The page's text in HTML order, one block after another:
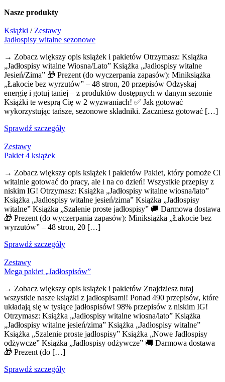
Nasze produkty
Książki / Zestawy
Jadłospisy witalne sezonowe
→ Zobacz większy opis książek i pakietów Otrzymasz: Książka
„Jadłospisy witalne Wiosna/Lato” Książka „Jadłospisy witalne
Jesień/Zima” 🎁 Prezent (do wyczerpania zapasów): Miniksiążka
„Łakocie bez wyrzutów” – 48 stron, 20 przepisów Odzyskaj
energię i gotuj taniej – z produktów dostępnych w danym sezonie
Książki te wesprą Cię w 2 wyzwaniach! ✅ Jak gotować
wykorzystując tańsze, sezonowe składniki. Zaczniesz gotować […]
Sprawdź szczegóły
Zestawy
Pakiet 4 książek
→ Zobacz większy opis książek i pakietów Pakiet, który pomoże Ci
witalnie gotować do pracy, ale i na co dzień! Wszystkie przepisy z
niskim IG! Otrzymasz: Książka „Jadłospisy witalne wiosna/lato”
Książka „Jadłospisy witalne jesień/zima” Książka „Jadłospisy
witalne” Książka „Szalenie proste jadłospisy” 🚚 Darmowa dostawa
🎁 Prezent (do wyczerpania zapasów): Miniksiążka „Łakocie bez
wyrzutów” – 48 stron, 20 […]
Sprawdź szczegóły
Zestawy
Mega pakiet „Jadłospisów”
→ Zobacz większy opis książek i pakietów Znajdziesz tutaj
wszystkie nasze książki z jadłospisami! Ponad 490 przepisów, które
układają się w tysiące jadłospisów! 98% przepisów z niskim IG!
Otrzymasz: Książka „Jadłospisy witalne wiosna/lato” Książka
„Jadłospisy witalne jesień/zima” Książka „Jadłospisy witalne”
Książka „Szalenie proste jadłospisy” Książka „Nowe Jadłospisy
odżywcze” Książka „Jadłospisy odżywcze” 🚚 Darmowa dostawa
🎁 Prezent (do […]
Sprawdź szczegóły